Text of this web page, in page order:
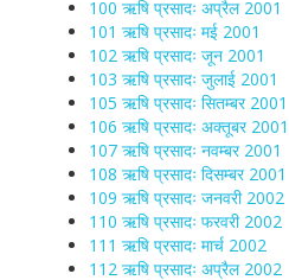
100 ऋषि प्रसादः अप्रैल 2001
101 ऋषि प्रसादः मई 2001
102 ऋषि प्रसादः जून 2001
103 ऋषि प्रसादः जुलाई 2001
105 ऋषि प्रसादः सितम्बर 2001
106 ऋषि प्रसादः अक्तूबर 2001
107 ऋषि प्रसादः नवम्बर 2001
108 ऋषि प्रसादः दिसम्बर 2001
109 ऋषि प्रसादः जनवरी 2002
110 ऋषि प्रसादः फरवरी 2002
111 ऋषि प्रसादः मार्च 2002
112 ऋषि प्रसादः अप्रैल 2002